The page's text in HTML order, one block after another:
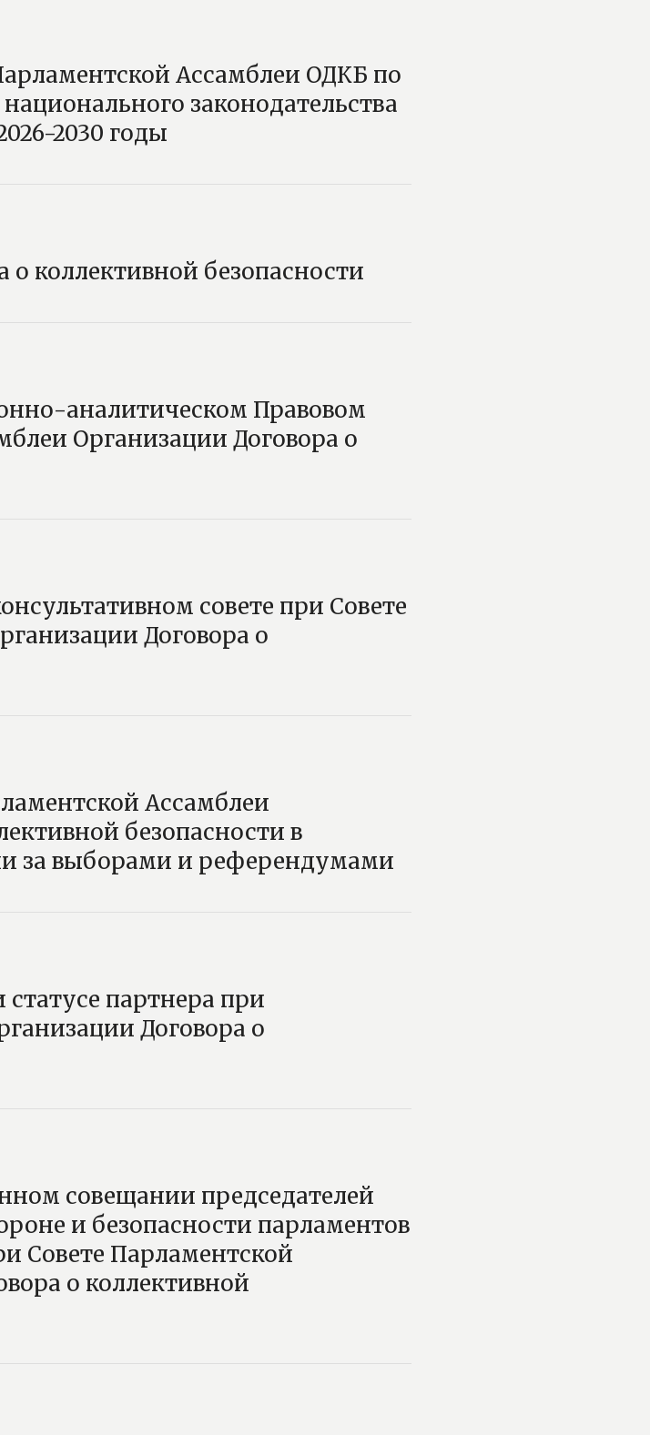
Ассамблеи ОДКБ по
законодательства
2030 годы
коллективной безопасности
аналитическом Правовом
Организации Договора о
совете при Совете
Договора о
Ассамблеи
безопасности в
за выборами и референдумами
партнера при
Договора о
совещании председателей
и безопасности парламентов
Совете Парламентской
о коллективной